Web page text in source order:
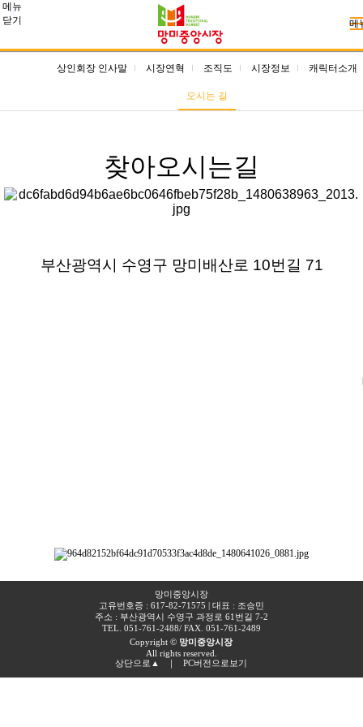
메
메뉴
닫기
상인회장 인사말 시장연혁 조직도 시장정보 캐릭터소개
오시는 길
찾아오시는길
부산광역시 수영구 망미배산로 10번길 71
망미중앙시장
고유번호증 : 617-82-71575 | 대표 : 조승민
주소 : 부산광역시 수영구 과정로 61번길 7-2​
TEL. 051-761-2488/ FAX. 051-761-2489
Copyright © 망미중앙시장
All rights reserved.
상단으로▲
｜PC버전으로보기